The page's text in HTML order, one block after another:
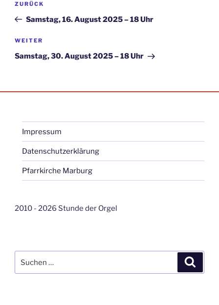
Vorheriger
Beitrag
ZURÜCK
Samstag, 16. August 2025 – 18 Uhr
Nächster
Beitrag
WEITER
Samstag, 30. August 2025 – 18 Uhr
Impressum
Datenschutzerklärung
Pfarrkirche Marburg
2010 - 2026 Stunde der Orgel
nach: